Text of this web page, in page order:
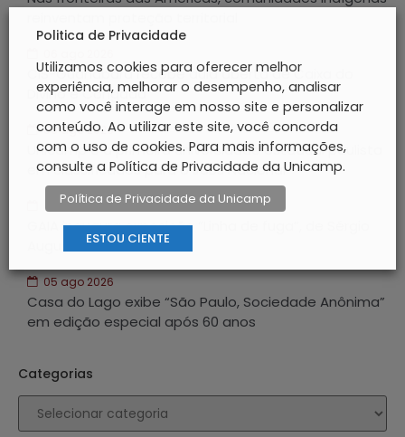
CIS-Guanabara recebe aula aberta de Caixa do
Divino e Congada
06 ago 2026
Unicamp é a primeira universidade estadual paulista
em classificados para o JUBs Nacional
05 ago 2026
GAIA inaugura exposição “Linha de fuga”, de Sérgio
Augusto Porto
05 ago 2026
Casa do Lago exibe “São Paulo, Sociedade Anônima”
em edição especial após 60 anos
Categorias
Politica de Privacidade
Utilizamos cookies para oferecer melhor
experiência, melhorar o desempenho, analisar
como você interage em nosso site e personalizar
conteúdo. Ao utilizar este site, você concorda
com o uso de cookies. Para mais informações,
consulte a Política de Privacidade da Unicamp.
Política de Privacidade da Unicamp
ESTOU CIENTE